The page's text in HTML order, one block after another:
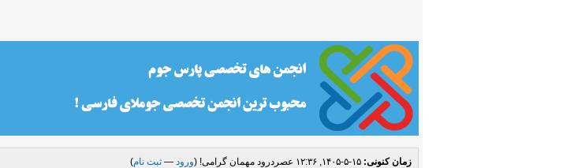
زمان کنونی: ۱۵-۵-۱۴۰۵, ۱۲:۳۶ عصر درود مهمان گرامی! (ورود — ثبت نام)